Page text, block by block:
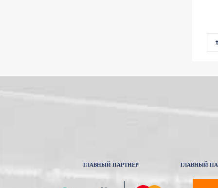
ГЛАВНЫЙ ПАРТНЕР ГЛАВНЫЙ